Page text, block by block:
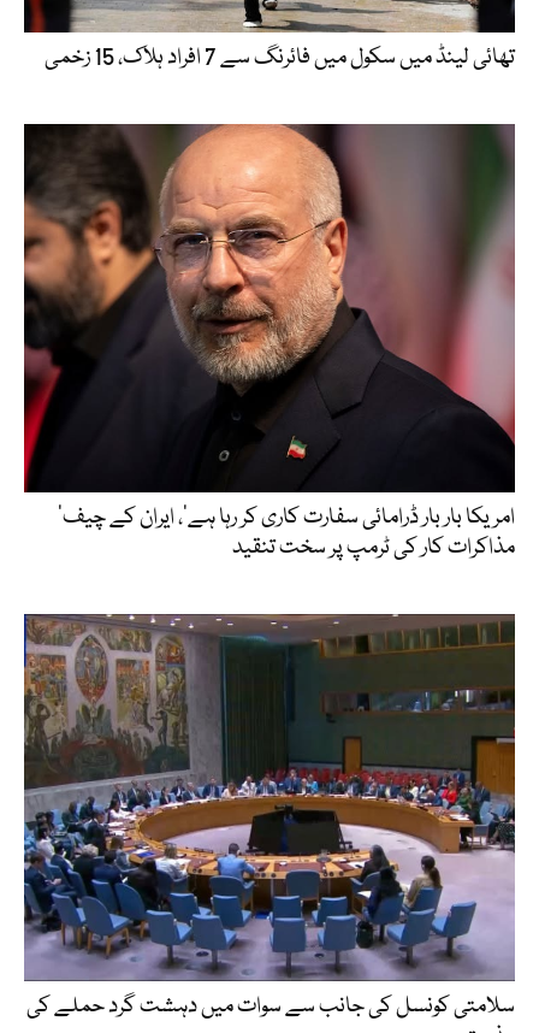
تھائی لینڈ میں سکول میں فائرنگ سے 7 افراد ہلاک، 15 زخمی
’امریکا بار بار ڈرامائی سفارت کاری کر رہا ہے‘، ایران کے چیف
مذاکرات کار کی ٹرمپ پر سخت تنقید
سلامتی کونسل کی جانب سے سوات میں دہشت گرد حملے کی